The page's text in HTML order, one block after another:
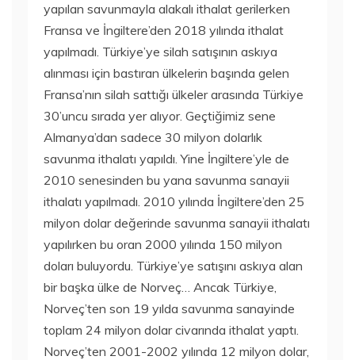
yapılan savunmayla alakalı ithalat gerilerken
Fransa ve İngiltere’den 2018 yılında ithalat
yapılmadı. Türkiye’ye silah satışının askıya
alınması için bastıran ülkelerin başında gelen
Fransa’nın silah sattığı ülkeler arasında Türkiye
30’uncu sırada yer alıyor. Geçtiğimiz sene
Almanya’dan sadece 30 milyon dolarlık
savunma ithalatı yapıldı. Yine İngiltere’yle de
2010 senesinden bu yana savunma sanayii
ithalatı yapılmadı. 2010 yılında İngiltere’den 25
milyon dolar değerinde savunma sanayii ithalatı
yapılırken bu oran 2000 yılında 150 milyon
doları buluyordu. Türkiye’ye satışını askıya alan
bir başka ülke de Norveç… Ancak Türkiye,
Norveç’ten son 19 yılda savunma sanayinde
toplam 24 milyon dolar civarında ithalat yaptı.
Norveç’ten 2001-2002 yılında 12 milyon dolar,